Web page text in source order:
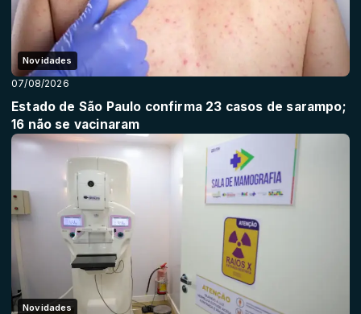
Novidades
07/08/2026
Estado de São Paulo confirma 23 casos de sarampo;
16 não se vacinaram
Novidades